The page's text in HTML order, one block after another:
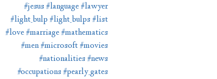
#jesus#language#lawyer
#light_bulp #light_bulps#list
#love#marriage#mathematics
#men#microsoft#movies
#nationalities#news
#occupations#pearly_gates